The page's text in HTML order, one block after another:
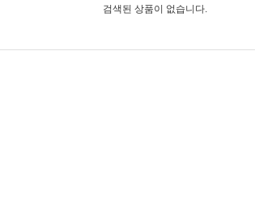
검색된 상품이 없습니다.